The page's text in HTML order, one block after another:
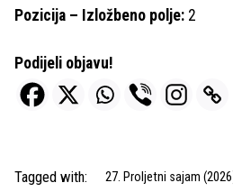
Pozicija – Izložbeno polje: 2
Podijeli objavu!
Tagged with: 27. Proljetni sajam